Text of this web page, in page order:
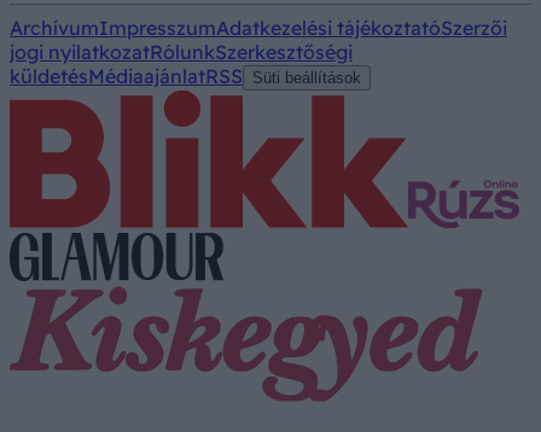
ArchívumImpresszumAdatkezelési tájékoztatóSzerzői
jogi nyilatkozatRólunkSzerkesztőségi
küldetésMédiaajánlatRSS Süti beállítások